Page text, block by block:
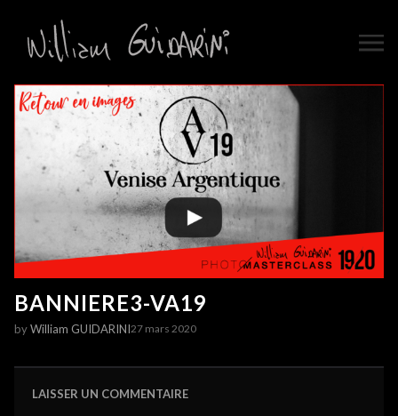
BANNIERE3-VA19
byWilliam GUIDARINI27 mars 2020
LAISSER UN COMMENTAIRE